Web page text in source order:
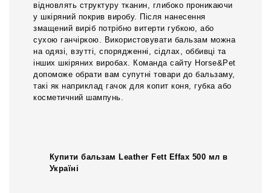
відновлять структуру тканин, глибоко проникаючи
у шкіряний покрив виробу. Після нанесення
змащений виріб потрібно витерти губкою, або
сухою ганчіркою. Використовувати бальзам можна
на одязі, взутті, спорядженні, сідлах, оббивці та
інших шкіряних виробах. Команда сайту Horse&Pet
допоможе обрати вам супутні товари до бальзаму,
такі як наприклад гачок для копит коня, губка або
косметичний шампунь.
Купити бальзам Leather Fett Effax 500 мл в
Україні